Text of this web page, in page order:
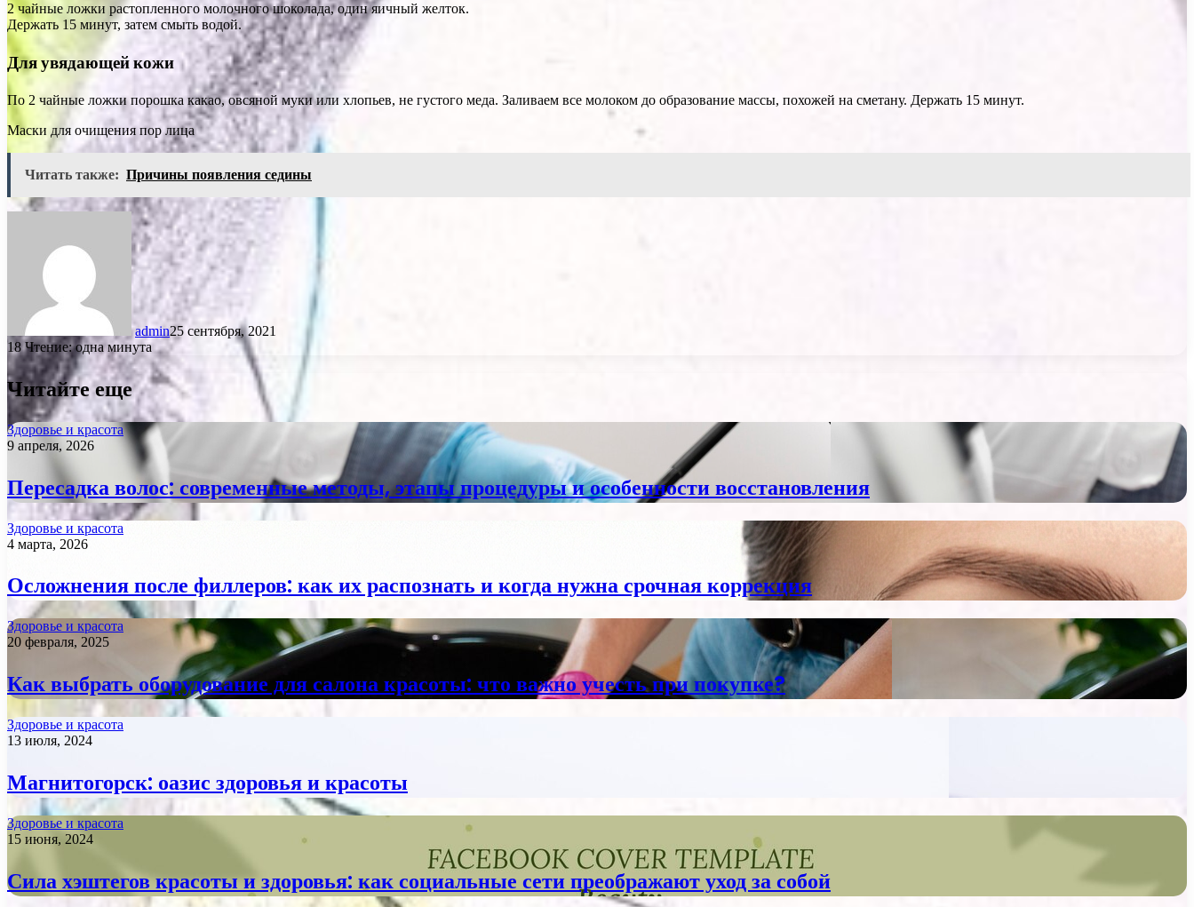
2 чайные ложки растопленного молочного шоколада, один яичный желток.
Держать 15 минут, затем смыть водой.
Для увядающей кожи
По 2 чайные ложки порошка какао, овсяной муки или хлопьев, не густого меда. Заливаем все молоком до образование массы, похожей на сметану. Держать 15 минут.
Маски для очищения пор лица
Читать также: Причины появления седины
admin25 сентября, 2021
18 Чтение: одна минута
Читайте еще
Здоровье и красота
9 апреля, 2026
Пересадка волос: современные методы, этапы процедуры и особенности восстановления
Здоровье и красота
4 марта, 2026
Осложнения после филлеров: как их распознать и когда нужна срочная коррекция
Здоровье и красота
20 февраля, 2025
Как выбрать оборудование для салона красоты: что важно учесть при покупке?
Здоровье и красота
13 июля, 2024
Магнитогорск: оазис здоровья и красоты
Здоровье и красота
15 июня, 2024
Сила хэштегов красоты и здоровья: как социальные сети преображают уход за собой